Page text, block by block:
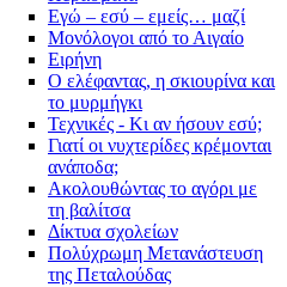
Εγώ – εσύ – εμείς… μαζί
Μονόλογοι από το Αιγαίο
Ειρήνη
Ο ελέφαντας, η σκιουρίνα και
το μυρμήγκι
Τεχνικές - Κι αν ήσουν εσύ;
Γιατί οι νυχτερίδες κρέμονται
ανάποδα;
Ακολουθώντας το αγόρι με
τη βαλίτσα
Δίκτυα σχολείων
Πολύχρωμη Μετανάστευση
της Πεταλούδας